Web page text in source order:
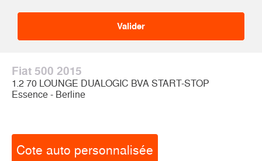
Fiat 500 2015
1.2 70 LOUNGE DUALOGIC BVA START-STOP
Essence - Berline
Cote auto personnalisée